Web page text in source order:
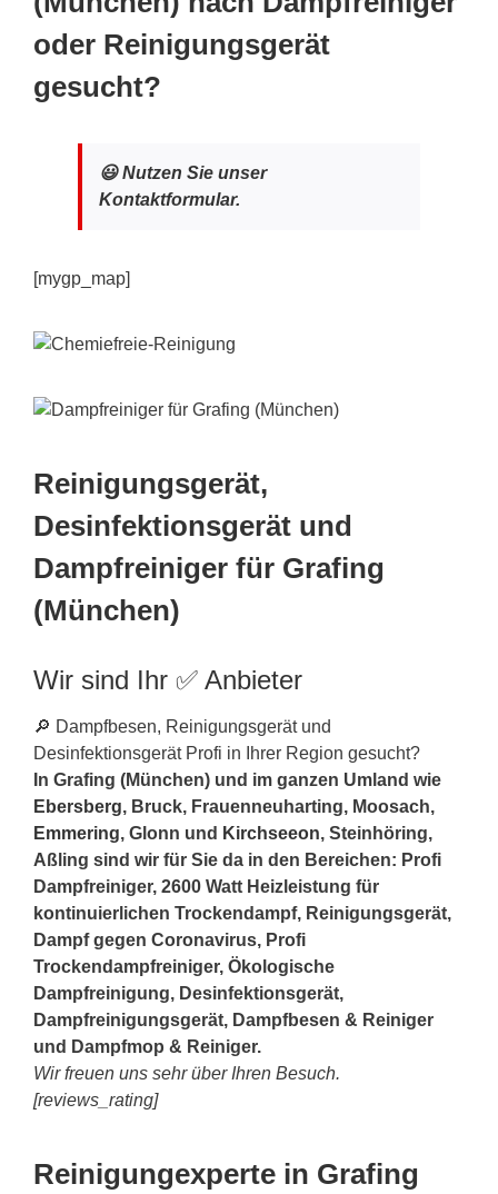
oder Reinigungsgerät
gesucht?
😃 Nutzen Sie unser
Kontaktformular.
[mygp_map]
Reinigungsgerät,
Desinfektionsgerät und
Dampfreiniger für Grafing
(München)
Wir sind Ihr ✅ Anbieter
🔎 Dampfbesen, Reinigungsgerät und
Desinfektionsgerät Profi in Ihrer Region gesucht?
In Grafing (München) und im ganzen Umland wie
Ebersberg, Bruck, Frauenneuharting, Moosach,
Emmering, Glonn und Kirchseeon, Steinhöring,
Aßling sind wir für Sie da in den Bereichen: Profi
Dampfreiniger, 2600 Watt Heizleistung für
kontinuierlichen Trockendampf, Reinigungsgerät,
Dampf gegen Coronavirus, Profi
Trockendampfreiniger, Ökologische
Dampfreinigung, Desinfektionsgerät,
Dampfreinigungsgerät, Dampfbesen & Reiniger
und Dampfmop & Reiniger.
Wir freuen uns sehr über Ihren Besuch.
[reviews_rating]
Reinigungexperte in Grafing